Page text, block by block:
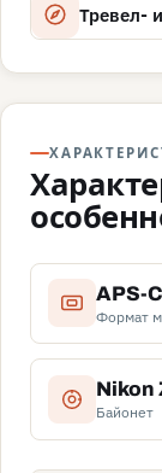
Тревел-
APS-C
Формат
Nikon
Байонет